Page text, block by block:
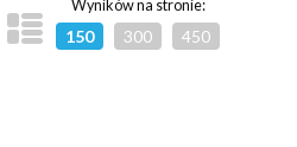
Wyników na stronie:
150 300 450